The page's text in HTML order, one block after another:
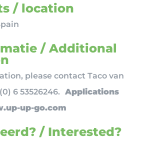
/ location
/ Additional
please contact Taco van
6 53526246. Applications
up-go.com
/ Interested?